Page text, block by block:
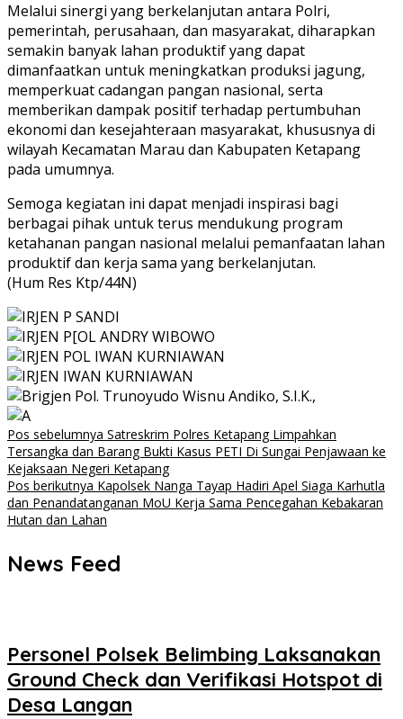
Melalui sinergi yang berkelanjutan antara Polri,
pemerintah, perusahaan, dan masyarakat, diharapkan
semakin banyak lahan produktif yang dapat
dimanfaatkan untuk meningkatkan produksi jagung,
memperkuat cadangan pangan nasional, serta
memberikan dampak positif terhadap pertumbuhan
ekonomi dan kesejahteraan masyarakat, khususnya di
wilayah Kecamatan Marau dan Kabupaten Ketapang
pada umumnya.
Semoga kegiatan ini dapat menjadi inspirasi bagi
berbagai pihak untuk terus mendukung program
ketahanan pangan nasional melalui pemanfaatan lahan
produktif dan kerja sama yang berkelanjutan.
(Hum Res Ktp/44N)
Navigasi
pos
Pos sebelumnya Satreskrim Polres Ketapang Limpahkan
Tersangka dan Barang Bukti Kasus PETI Di Sungai Penjawaan ke
Kejaksaan Negeri Ketapang
Pos berikutnya Kapolsek Nanga Tayap Hadiri Apel Siaga Karhutla
dan Penandatanganan MoU Kerja Sama Pencegahan Kebakaran
Hutan dan Lahan
News Feed
Personel Polsek Belimbing Laksanakan
Ground Check dan Verifikasi Hotspot di
Desa Langan